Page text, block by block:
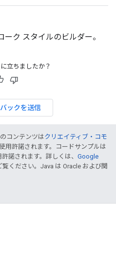
ク スタイルのビルダー。
立ちましたか？
ックを送信
コンテンツはクリエイティブ・コモ
用許諾されます。コードサンプルは
諾されます。詳しくは、 Google
覧ください。Java は Oracle および関